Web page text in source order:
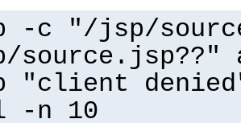
-c "/jsp/
source.jsp??"
"client
-n 10